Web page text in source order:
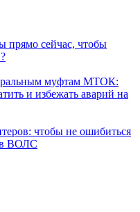
сейчас, чтобы
муфтам МТОК:
и избежать аварий на
чтобы не ошибиться
ВОЛС